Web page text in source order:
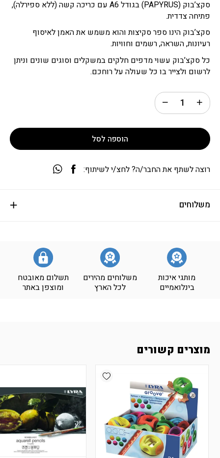
סקצ’בוק (PAPYRUSׂ) בגודל A6 עם כריכה קשה (ללא ספירלה),
פתיחה צדדית.
סקצ’בוק הינו ספר סקיצות והוא משמש את האמן לאיסוף
רעיונות, השראה, רשמים וחוויות.
כל סקצ’בוק עשוי מדפים חלקים במשקלים וסוגים שונים וניתן
לרשום ולצייר בו כל שעולה על רוחכם.
הוספה לסל
משלוחים
מותגי איכות
בינלואמיים
משלוחים מהירים
לכל הארץ
תשלום מאובטח
ומוצפן באתר
רוצה לשתף את החבר/ה? לחצ/י לשיתוף:
מוצרים קשורים
Add wishlist